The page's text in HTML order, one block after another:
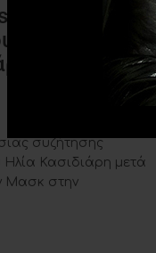
messed up»
την
γίνεται θέμα
συζήτησης
Κασιδιάρη μετά
Μασκ στην